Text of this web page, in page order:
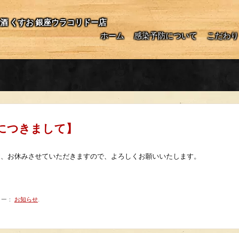
くすお 銀座ウラコリドー店
ホーム
感染予防について こだわり
つきまして】
お休みさせていただきますので、よろしくお願いいたします。
： お知らせ.